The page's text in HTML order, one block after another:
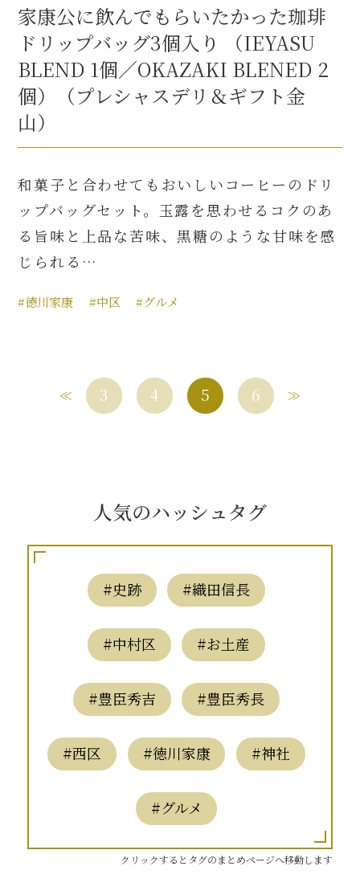
家康公に飲んでもらいたかった珈琲
ドリップバッグ3個入り （IEYASU
BLEND 1個／OKAZAKI BLENED 2
個）（プレシャスデリ＆ギフト金
山）
和菓子と合わせてもおいしいコーヒーのドリ
ップバッグセット。玉露を思わせるコクのあ
る旨味と上品な苦味、黒糖のような甘味を感
じられる…
#徳川家康 #中区 #グルメ
3 4 5 6
人気のハッシュタグ
#史跡 #織田信長
#中村区 #お土産
#豊臣秀吉 #豊臣秀長
#西区 #徳川家康 #神社
#グルメ
クリックするとタグのまとめページへ移動します